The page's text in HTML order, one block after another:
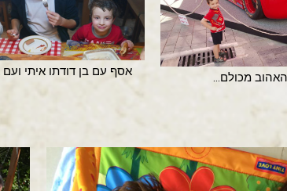
מכולם... אסף עם בן דודתו איתי ועם